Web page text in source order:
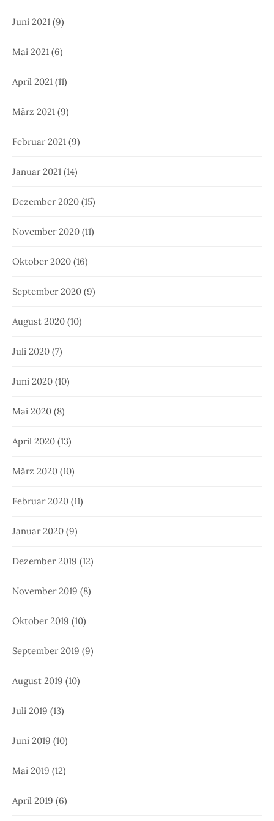
Juni 2021 (9)
Mai 2021 (6)
April 2021 (11)
März 2021 (9)
Februar 2021 (9)
Januar 2021 (14)
Dezember 2020 (15)
November 2020 (11)
Oktober 2020 (16)
September 2020 (9)
August 2020 (10)
Juli 2020 (7)
Juni 2020 (10)
Mai 2020 (8)
April 2020 (13)
März 2020 (10)
Februar 2020 (11)
Januar 2020 (9)
Dezember 2019 (12)
November 2019 (8)
Oktober 2019 (10)
September 2019 (9)
August 2019 (10)
Juli 2019 (13)
Juni 2019 (10)
Mai 2019 (12)
April 2019 (6)